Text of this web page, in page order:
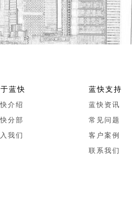
蓝快
介绍
分部
我们
蓝快支持
蓝快资讯
常见问题
客户案例
联系我们